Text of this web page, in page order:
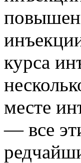
курса
месте
— все